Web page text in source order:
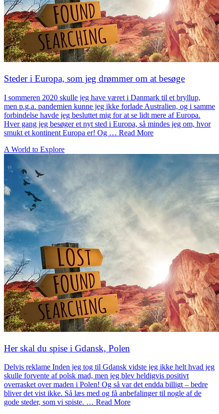
Steder i Europa, som jeg drømmer om at besøge
I sommeren 2020 skulle jeg have været i Danmark til et bryllup,
men p.g.a. pandemien kunne jeg ikke forlade Australien, og i samme
forbindelse havde jeg besluttet mig for at se lidt mere af Europa.
Hver gang jeg besøger et nyt sted i Europa, så mindes jeg om, hvor
smukt et kontinent Europa er! Og … Read More
A World to Explore
Her skal du spise i Gdansk, Polen
Delvis reklame Inden jeg tog til Gdansk vidste jeg ikke helt hvad jeg
skulle forvente af polsk mad, men jeg blev heldigvis positivt
overrasket over maden i Polen! Og så var det endda billigt – bedre
bliver det vist ikke. Så læs med og få anbefalinger til nogle af de
gode steder, som vi spiste. … Read More